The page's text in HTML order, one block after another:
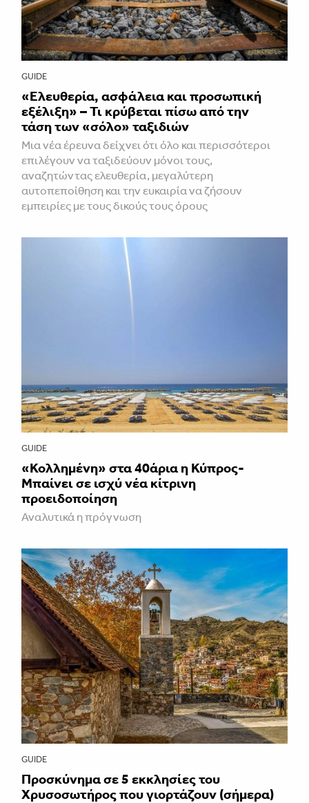
GUIDE
«Ελευθερία, ασφάλεια και προσωπική
εξέλιξη» – Τι κρύβεται πίσω από την
τάση των «σόλο» ταξιδιών
Μια νέα έρευνα δείχνει ότι όλο και περισσότεροι
επιλέγουν να ταξιδεύουν μόνοι τους,
αναζητώντας ελευθερία, μεγαλύτερη
αυτοπεποίθηση και την ευκαιρία να ζήσουν
εμπειρίες με τους δικούς τους όρους
GUIDE
«Κολλημένη» στα 40άρια η Κύπρος-
Μπαίνει σε ισχύ νέα κίτρινη
προειδοποίηση
Αναλυτικά η πρόγνωση
GUIDE
Προσκύνημα σε 5 εκκλησίες του
Χρυσοσωτήρος που γιορτάζουν (σήμερα)